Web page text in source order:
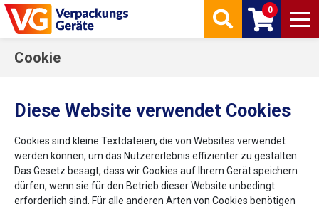
0
Cookie
Diese Website verwendet Cookies
Cookies sind kleine Textdateien, die von Websites verwendet
werden können, um das Nutzererlebnis effizienter zu gestalten.
Das Gesetz besagt, dass wir Cookies auf Ihrem Gerät speichern
dürfen, wenn sie für den Betrieb dieser Website unbedingt
erforderlich sind. Für alle anderen Arten von Cookies benötigen